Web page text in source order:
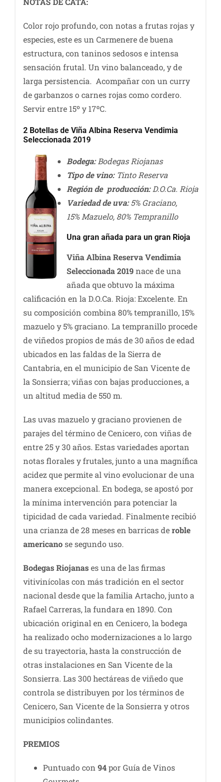
Color rojo profundo, con notas a frutas rojas y
especies, este es un Carmenere de buena
estructura, con taninos sedosos e intensa
sensación frutal. Un vino balanceado, y de
larga persistencia. Acompañar con un curry
de garbanzos o carnes rojas como cordero.
Servir entre 15º y 17ºC.
2 Botellas de Viña Albina Reserva Vendimia
Seleccionada 2019
Bodega:Bodegas Riojanas
Tipo de vino: Tinto Reserva
Región de producción:D.O.Ca. Rioja
Variedad de uva:5% Graciano,
15% Mazuelo, 80% Tempranillo
Una gran añada para un gran Rioja
Viña Albina Reserva Vendimia
Seleccionada 2019nace de una
añada que obtuvo la máxima
calificación en la D.O.Ca. Rioja: Excelente. En
su composición combina 80% tempranillo, 15%
mazuelo y 5% graciano. La tempranillo procede
de viñedos propios de más de 30 años de edad
ubicados en las faldas de la Sierra de
Cantabria, en el municipio de San Vicente de
la Sonsierra; viñas con bajas producciones, a
un altitud media de 550 m.
Las uvas mazuelo y graciano provienen de
parajes del término de Cenicero, con viñas de
entre 25 y 30 años. Estas variedades aportan
notas florales y frutales, junto a una magnífica
acidez que permite al vino evolucionar de una
manera excepcional. En bodega, se apostó por
la mínima intervención para potenciar la
tipicidad de cada variedad. Finalmente recibió
una crianza de 28 meses en barricas deroble
americanose segundo uso.
Bodegas Riojanases una de las firmas
vitivinícolas con más tradición en el sector
nacional desde que la familia Artacho, junto a
Rafael Carreras, la fundara en 1890. Con
ubicación original en en Cenicero, la bodega
ha realizado ocho modernizaciones a lo largo
de su trayectoria, hasta la construcción de
otras instalaciones en San Vicente de la
Sonsierra. Las 300 hectáreas de viñedo que
controla se distribuyen por los términos de
Cenicero, San Vicente de la Sonsierra y otros
municipios colindantes.
PREMIOS
Puntuado con 94por Guía de Vinos